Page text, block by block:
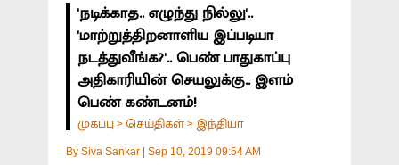
'நடிக்காத.. எழுந்து நில்லு'..
'மாற்றுத்திறனாளிய இப்படியா
நடத்துவீங்க?'.. பெண் பாதுகாப்பு
அதிகாரியின் செயலுக்கு.. இளம்
பெண் கண்டனம்!
முகப்பு > செய்திகள் > இந்தியா
By Siva Sankar Sep 10, 2019 09:54 AM